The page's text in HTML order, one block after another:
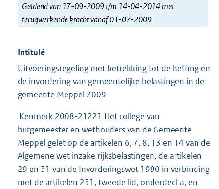
Geldend van 17-09-2009 t/m 14-04-2014 met
terugwerkende kracht vanaf 01-07-2009
Intitulé
Uitvoeringsregeling met betrekking tot de heffing en
de invordering van gemeentelijke belastingen in de
gemeente Meppel 2009
Kenmerk 2008-21221 Het college van
burgemeester en wethouders van de Gemeente
Meppel gelet op de artikelen 6, 7, 8, 13 en 14 van de
Algemene wet inzake rijksbelastingen, de artikelen
29 en 31 van de Invorderingswet 1990 in verbinding
met de artikelen 231, tweede lid, onderdeel a, en